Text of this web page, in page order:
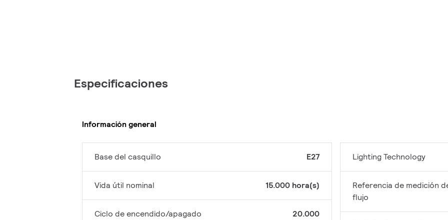
Especificaciones
Información general
Base del casquillo E27
Vida útil nominal 15.000 hora(s)
Ciclo de encendido/apagado 20.000
Lighting Technology
Referencia de medición
flujo